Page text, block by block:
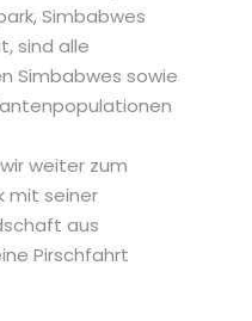
Simbabwes
sind alle
Simbabwes sowie
weiter zum
mit seiner
aus
Pirschfahrt